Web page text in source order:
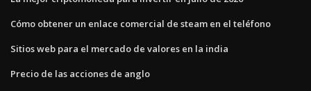
Cómo obtener un enlace comercial de steam en el teléfono
Sitios web para el mercado de valores en la india
Precio de las acciones de anglo